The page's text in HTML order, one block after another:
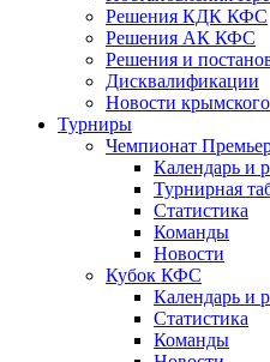
Решения КДК КФС
Решения АК КФС
Решения и
Дисквалификации
Новости
Турниры
Чемпионат
Календарь и
Турнирная
Статистика
Команды
Новости
Кубок КФС
Календарь и
Статистика
Команды